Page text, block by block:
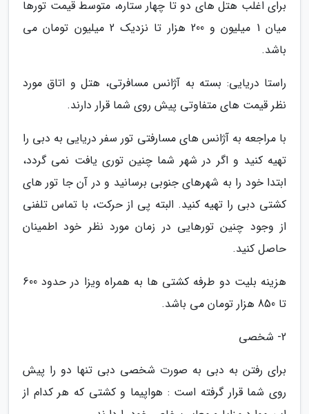
برای اغلب هتل های دو تا چهار ستاره، متوسط قیمت تورها
میان 1 میلیون و 200 هزار تا نزدیک 2 میلیون تومان می
باشد.
راستا دریایی: بسته به آژانس مسافرتی، هتل و اتاق مورد
نظر قیمت های متفاوتی پیش روی شما قرار دارند.
با مراجعه به آژانس های مسارفتی تور سفر دریایی به دبی را
تهیه کنید و اگر در شهر شما چنین توری یافت نمی گردد،
ابتدا خود را به شهرهای جنوبی برسانید و در آن جا تور های
کشتی دبی را تهیه کنید. البته پی از حرکت، با تماس تلفنی
از وجود چنین تورهایی در زمان مورد نظر خود اطمینان
حاصل کنید.
هزینه بلیت دو طرفه کشتی ها به همراه ویزا در حدود 600
تا 850 هزار تومان می باشد.
2- شخصی
برای رفتن به دبی به صورت شخصی دبی تنها دو را پیش
روی شما قرار گرفته است : هواپیما و کشتی که هر کدام از